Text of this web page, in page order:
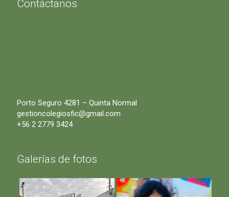
Contáctanos
Porto Seguro 4281 – Quinta Normal
gestioncolegiosfic@gmail.com
+56 2 2779 3424
Galerías de fotos